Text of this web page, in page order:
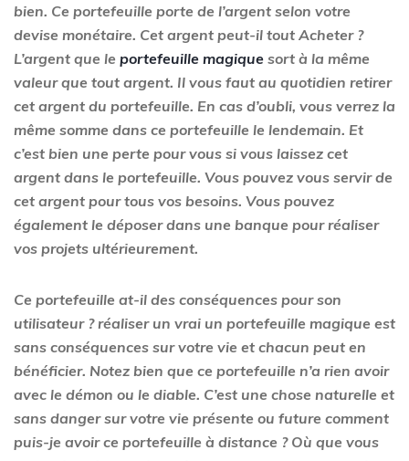
bien. Ce portefeuille porte de l’argent selon votre
devise monétaire. Cet argent peut-il tout Acheter ?
L’argent que le portefeuille magique sort à la même
valeur que tout argent. Il vous faut au quotidien retirer
cet argent du portefeuille. En cas d’oubli, vous verrez la
même somme dans ce portefeuille le lendemain. Et
c’est bien une perte pour vous si vous laissez cet
argent dans le portefeuille. Vous pouvez vous servir de
cet argent pour tous vos besoins. Vous pouvez
également le déposer dans une banque pour réaliser
vos projets ultérieurement.
Ce portefeuille at-il des conséquences pour son
utilisateur ? réaliser un vrai un portefeuille magique est
sans conséquences sur votre vie et chacun peut en
bénéficier. Notez bien que ce portefeuille n’a rien avoir
avec le démon ou le diable. C’est une chose naturelle et
sans danger sur votre vie présente ou future comment
puis-je avoir ce portefeuille à distance ? Où que vous